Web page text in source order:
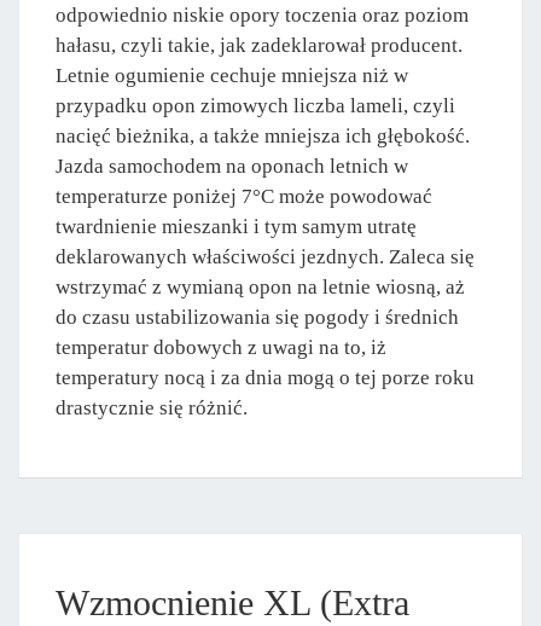
odpowiednio niskie opory toczenia oraz poziom
hałasu, czyli takie, jak zadeklarował producent.
Letnie ogumienie cechuje mniejsza niż w
przypadku opon zimowych liczba lameli, czyli
nacięć bieżnika, a także mniejsza ich głębokość.
Jazda samochodem na oponach letnich w
temperaturze poniżej 7°C może powodować
twardnienie mieszanki i tym samym utratę
deklarowanych właściwości jezdnych. Zaleca się
wstrzymać z wymianą opon na letnie wiosną, aż
do czasu ustabilizowania się pogody i średnich
temperatur dobowych z uwagi na to, iż
temperatury nocą i za dnia mogą o tej porze roku
drastycznie się różnić.
Wzmocnienie XL (Extra